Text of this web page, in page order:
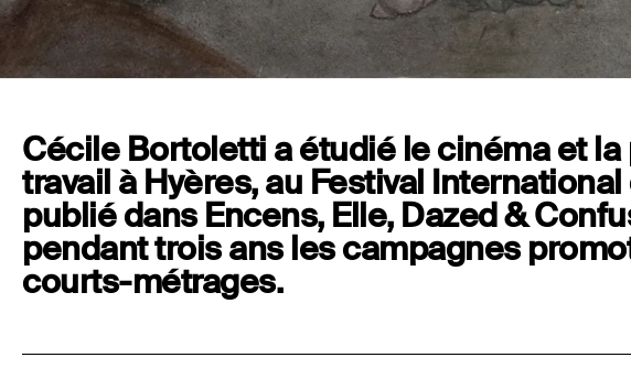
Cécile Bortoletti a étudié le cinéma et la
travail à Hyères, au Festival
publié dans Encens, Elle, Dazed &
pendant trois ans les campagnes
courts-métrages.